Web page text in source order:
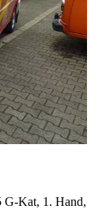
Kat, 1. Hand,